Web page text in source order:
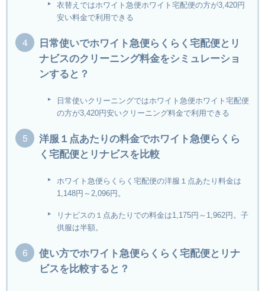
衣替えではホワイト急便ホワイト宅配便の方が3,420円
安い料金で利用できる
日常使いでホワイト急便らくらく宅配便とリ
ナビスのクリーニング料金をシミュレーショ
ンすると？
日常使いクリーニングではホワイト急便ホワイト宅配便
の方が3,420円安いクリーニング料金で利用できる
洋服１点あたりの料金でホワイト急便らくら
く宅配便とリナビスを比較
ホワイト急便らくらく宅配便の洋服１点あたり料金は
1,148円～2,096円。
リナビスの１点あたりでの料金は1,175円～1,962円。子
供服は半額。
使い方でホワイト急便らくらく宅配便とリナ
ビスを比較すると？